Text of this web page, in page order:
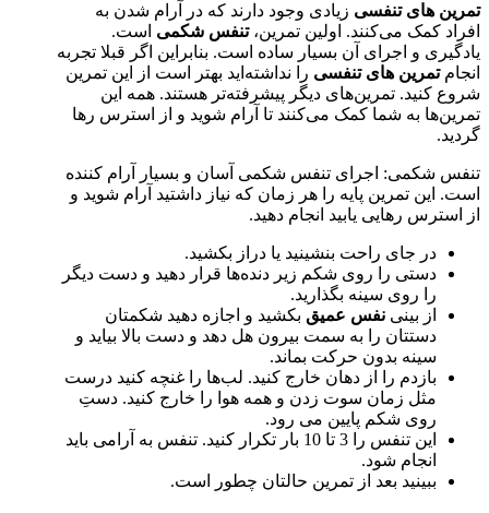
تمرین ‌های تنفسی زیادی وجود دارند که در آرام شدن به
افراد کمک می‌کنند. اولین تمرین،تنفس شکمی است.
یادگیری و اجرای آن بسیار ساده است. بنابراین اگر قبلا تجربه
انجامتمرین‌ های تنفسی را نداشته‌اید بهتر است از این تمرین
شروع کنید. تمرین‌های دیگر پیشرفته‌تر هستند. همه این
تمرین‌ها به شما کمک می‌کنند تا آرام شوید و از استرس رها
گردید.
تنفس شکمی: اجرای تنفس شکمی آسان و بسیار آرام کننده
است. این تمرین پایه را هر زمان که نیاز داشتید آرام شوید و
از استرس رهایی یابید انجام دهید.
در جای راحت بنشینید یا دراز بکشید.
دستی را روی شکم زیر دنده‌ها قرار دهید و دست دیگر
را روی سینه بگذارید.
از بینی نفس عمیق بکشید و اجازه دهید شکمتان
دستتان را به سمت بیرون هل دهد و دست بالا بیاید و
سینه بدون حرکت بماند.
بازدم را از دهان خارج کنید. لب‌ها را غنچه کنید درست
مثل زمان سوت زدن و همه هوا را خارج کنید. دستِ
روی شکم پایین می رود.
این تنفس را 3 تا 10 بار تکرار کنید. تنفس به آرامی باید
انجام شود.
ببینید بعد از تمرین حالتان چطور است.